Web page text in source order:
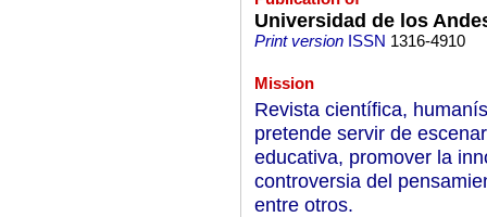
Universidad de los
Print versionISSN 1316-4910
Mission
Revista científica,
pretende servir de
educativa, promover la
controversia del
entre otros.